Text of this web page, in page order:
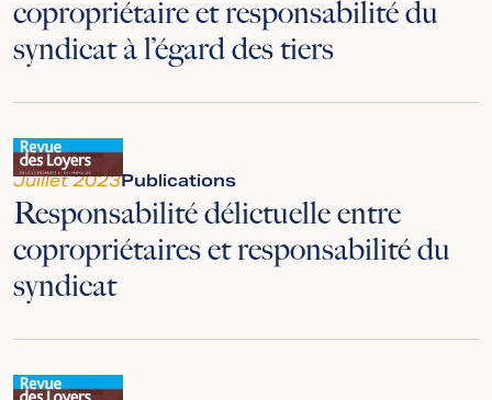
copropriétaire et responsabilité du
syndicat à l’égard des tiers
Juillet 2023Publications
Responsabilité délictuelle entre
copropriétaires et responsabilité du
syndicat